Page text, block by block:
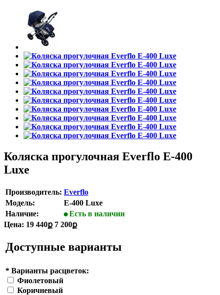
Коляска прогулочная Everflo E-400
Luxe
Производитель: Everflo
Модель:
E-400 Luxe
Наличие:
Есть в наличии
Цена: 19 440ք 7 200ք
Доступные варианты
* Варианты расцветок:
Фиолетовый
Коричневый